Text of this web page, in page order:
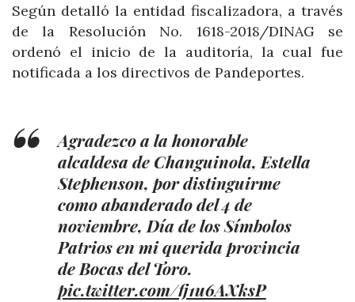
Según detalló la entidad fiscalizadora, a través
de la Resolución No. 1618-2018/DINAG se
ordenó el inicio de la auditoría, la cual fue
notificada a los directivos de Pandeportes.
Agradezco a la honorable
alcaldesa de Changuinola, Estella
Stephenson, por distinguirme
como abanderado del 4 de
noviembre, Día de los Símbolos
Patrios en mi querida provincia
de Bocas del Toro.
pic.twitter.com/fj1u6AXksP